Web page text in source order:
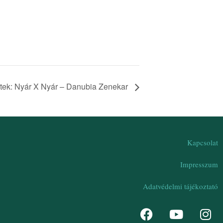
Nyár X Nyár – Danubia Zenekar
Kapcsolat
Impresszum
Adatvédelmi tájékoztató